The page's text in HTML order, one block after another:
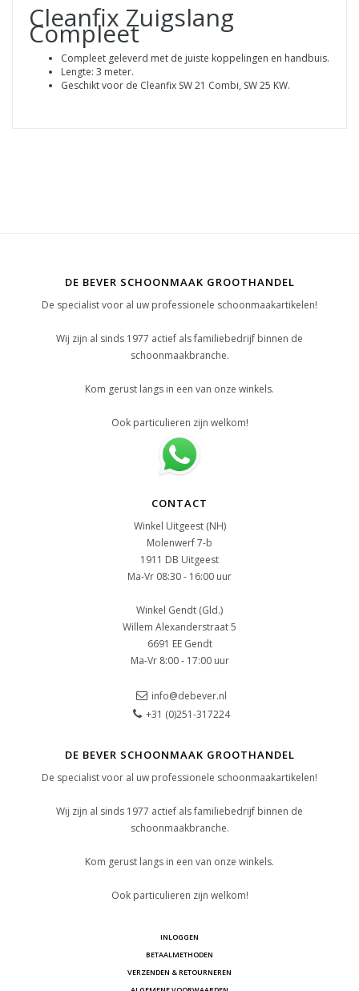
Cleanfix Zuigslang
Compleet
Compleet geleverd met de juiste koppelingen en handbuis.
Lengte: 3 meter.
Geschikt voor de Cleanfix SW 21 Combi, SW 25 KW.
DE BEVER SCHOONMAAK GROOTHANDEL
De specialist voor al uw professionele schoonmaakartikelen!
Wij zijn al sinds 1977 actief als familiebedrijf binnen de
schoonmaakbranche.
Kom gerust langs in een van onze winkels.
Ook particulieren zijn welkom!
CONTACT
Winkel Uitgeest (NH)
Molenwerf 7-b
1911 DB Uitgeest
Ma-Vr 08:30 - 16:00 uur
Winkel Gendt (Gld.)
Willem Alexanderstraat 5
6691 EE Gendt
Ma-Vr 8:00 - 17:00 uur
info@debever.nl
+31 (0)251-317224
DE BEVER SCHOONMAAK GROOTHANDEL
De specialist voor al uw professionele schoonmaakartikelen!
Wij zijn al sinds 1977 actief als familiebedrijf binnen de
schoonmaakbranche.
Kom gerust langs in een van onze winkels.
Ook particulieren zijn welkom!
INLOGGEN
BETAALMETHODEN
VERZENDEN & RETOURNEREN